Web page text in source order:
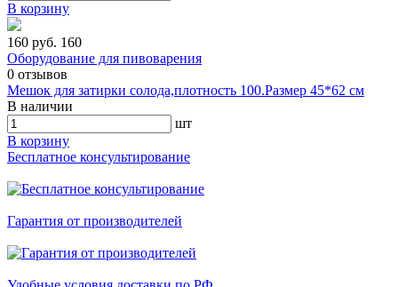
В корзину
160 руб. 160
Оборудование для пивоварения
0 отзывов
Мешок для затирки солода,плотность 100.Размер 45*62 см
В наличии
шт
В корзину
Бесплатное консультирование
Гарантия от производителей